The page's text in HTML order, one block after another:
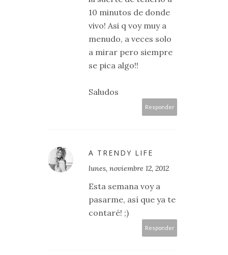
10 minutos de donde
vivo! Asi q voy muy a
menudo, a veces solo
a mirar pero siempre
se pica algo!!
Saludos
Responder
A TRENDY LIFE
lunes, noviembre 12, 2012
Esta semana voy a
pasarme, así que ya te
contaré! ;)
Responder